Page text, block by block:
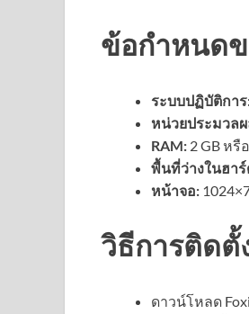
ข้อกำหนด
ระบบปฏิบัติกา
หน่วยประมวล
RAM: 2 GB หรื
พื้นที่ว่างในฮา
หน้าจอ:
วิธีการติดตั้
ดาวน์โหลด